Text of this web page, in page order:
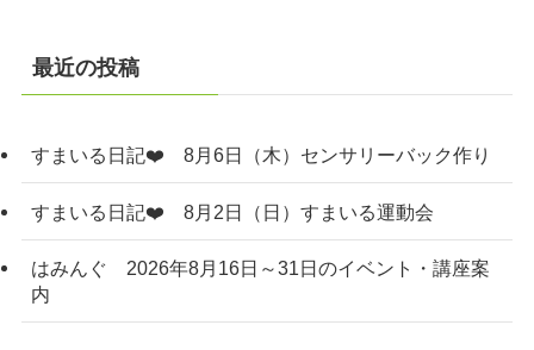
最近の投稿
すまいる日記❤️ 8月6日（木）センサリーバック作り
すまいる日記❤️ 8月2日（日）すまいる運動会
はみんぐ 2026年8月16日～31日のイベント・講座案
内